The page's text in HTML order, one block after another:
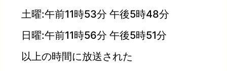
土曜:午前11時53分 午後5時48分
日曜:午前11時56分 午後5時51分
以上の時間に放送された